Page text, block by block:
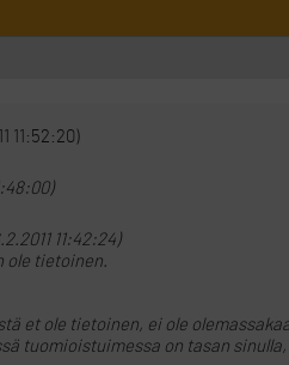
11:52:20)
11:42:24)
ole tietoinen.
et ole tietoinen, ei ole
tuomioistuimessa on tasan sinulla,